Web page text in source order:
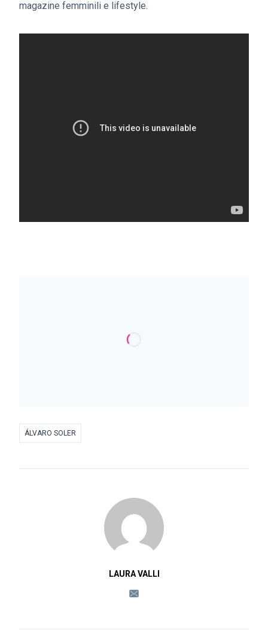
magazine femminili e lifestyle.
ÁLVARO SOLER
LAURA VALLI